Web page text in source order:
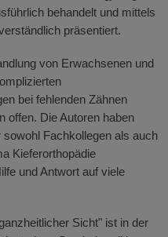
behandelt und mittels
präsentiert.
von Erwachsenen und
bei fehlenden Zähnen
offen. Die Autoren haben
Fachkollegen als auch
Kieferorthopädie
und Antwort auf viele
Sicht" ist in der